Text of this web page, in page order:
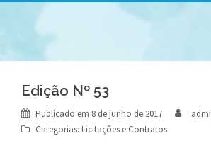
Edição Nº 53
Publicado em 8 de junho de 2017
Categorias: Licitações e Contratos